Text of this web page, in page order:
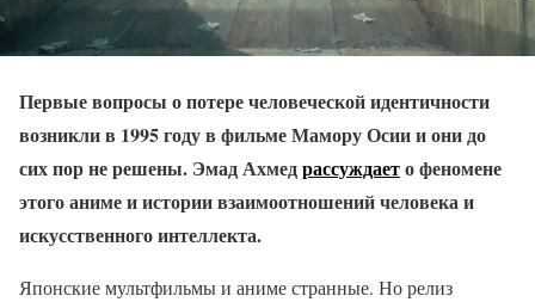
Первые вопросы о потере человеческой идентичности
возникли в 1995 году в фильме Мамору Осии и они до
сих пор не решены. Эмад Ахмедрассуждаето феномене
этого аниме и истории взаимоотношений человека и
искусственного интеллекта.
Японские мультфильмы и аниме странные. Но релиз